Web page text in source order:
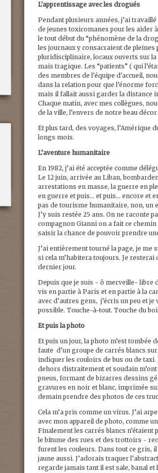
L'apprentissage avec les drogués
Pendant plusieurs années, j’ai
de jeunes toxicomanes pour les aider
le tout début du “phénomène de la
les journaux y consacraient de pleines
pluridisciplinaire, locaux ouverts sur
mais tragique. Les “patients” ( qui
des membres de l'équipe d'accueil,
dans la relation pour que l’énorme
mais il fallait aussi garder la distance
Chaque matin, avec mes collègues,
de la ville, l’envers de notre beau
Et plus tard, des voyages, l’Amérique
longs mois.
L’aventure humanitaire
En 1982, j’ai été acceptée comme
Le 12 juin, arrivée au Liban,
arrestations en masse, la guerre en
en guerre et puis... et puis... encore et
pas de tourisme humanitaire, non, un
J’y suis restée 25 ans. On ne raconte
compagnon Gianni on a fait ce chemin
saisir la chance de pouvoir prendre
J’ai entièrement tourné la page, je me
si cela m’habitera toujours. Je resterai
dernier jour.
Depuis que je suis - ô merveille- libre
vis en partie à Paris et en partie à la
avec d’autres gens, j’écris un peu et
possible. Touche-à-tout. Touche du
Et puis la photo
Et puis un jour, la photo m’est tombée
faute d’un groupe de carrés blancs
indiquer les couloirs de bus ou de
dehors distraitement et soudain
pneus, formant de bizarres dessins
gravures en noir et blanc, imprimée
demain prendre des photos de ces
Cela m’a pris comme un virus. J’ai
avec mon appareil de photo, comme
Finalement les carrés blancs
le bitume des rues et des trottoirs -
furent les couleurs. Dans tout ce gris,
jaune aussi. J’adorais traquer
regarde jamais tant il est sale, banal